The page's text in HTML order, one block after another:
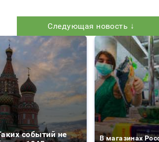
Следующая новость ↓
событий не
В магазинах